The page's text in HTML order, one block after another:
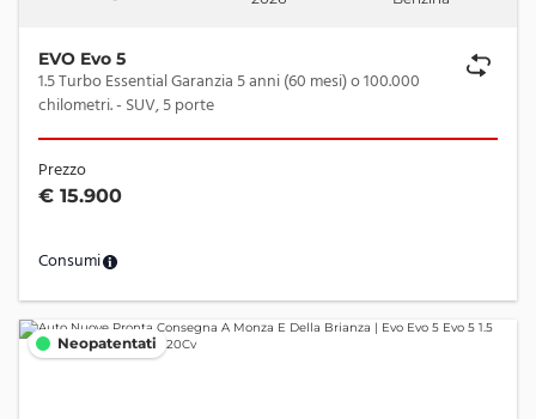
EVO Evo 5
1.5 Turbo Essential Garanzia 5 anni (60 mesi) o 100.000
chilometri. - SUV, 5 porte
Prezzo
€ 15.900
Consumi
Neopatentati